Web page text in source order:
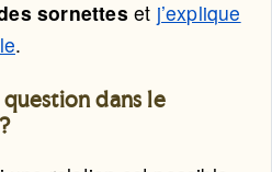
sornettes et j’explique
.
dans le